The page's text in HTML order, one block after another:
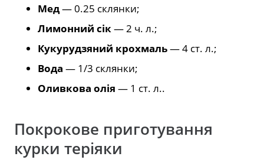
Мед— 0.25 склянки;
Лимонний сік— 2 ч. л.;
Кукурудзяний крохмаль— 4 ст. л.;
Вода — 1/3 склянки;
Оливкова олія — 1 ст. л..
Покрокове приготування
курки теріяки